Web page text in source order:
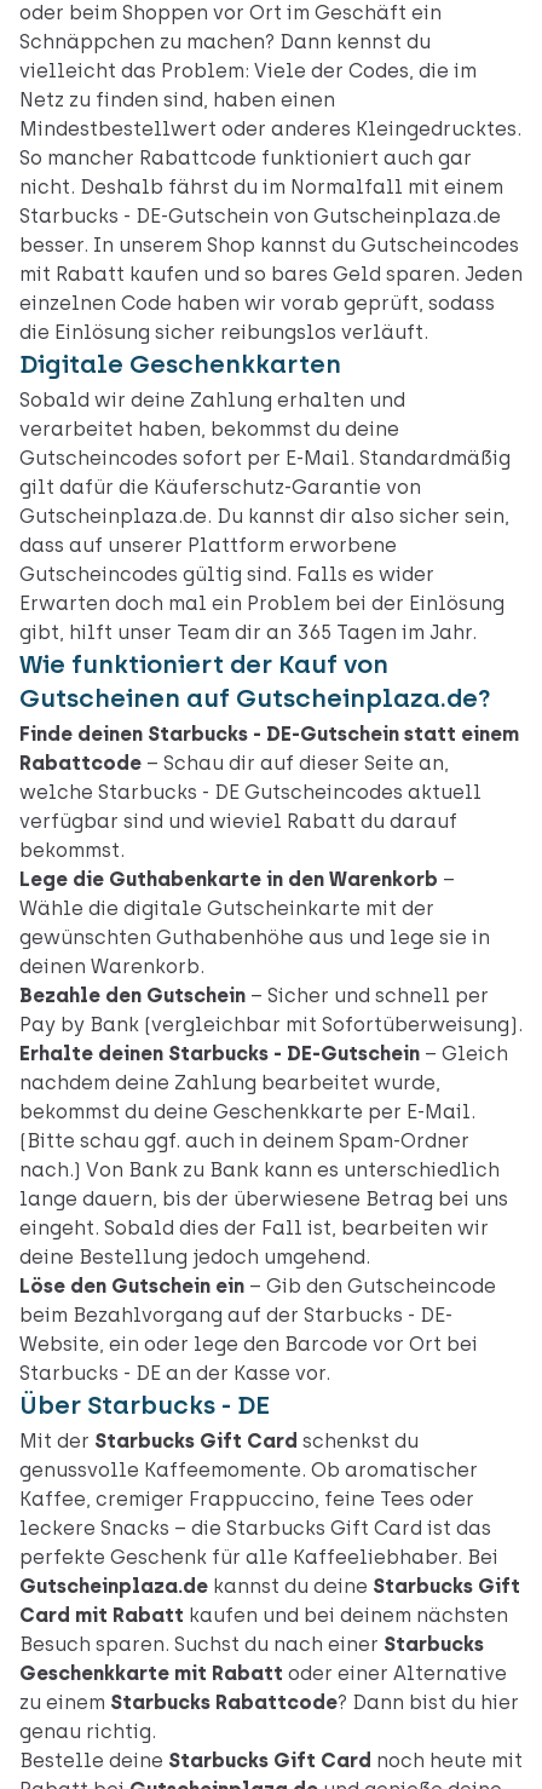
oder beim Shoppen vor Ort im Geschäft ein
Schnäppchen zu machen? Dann kennst du
vielleicht das Problem: Viele der Codes, die im
Netz zu finden sind, haben einen
Mindestbestellwert oder anderes Kleingedrucktes.
So mancher Rabattcode funktioniert auch gar
nicht. Deshalb fährst du im Normalfall mit einem
Starbucks - DE-Gutschein von Gutscheinplaza.de
besser. In unserem Shop kannst du Gutscheincodes
mit Rabatt kaufen und so bares Geld sparen. Jeden
einzelnen Code haben wir vorab geprüft, sodass
die Einlösung sicher reibungslos verläuft.
Digitale Geschenkkarten
Sobald wir deine Zahlung erhalten und
verarbeitet haben, bekommst du deine
Gutscheincodes sofort per E-Mail. Standardmäßig
gilt dafür die Käuferschutz-Garantie von
Gutscheinplaza.de. Du kannst dir also sicher sein,
dass auf unserer Plattform erworbene
Gutscheincodes gültig sind. Falls es wider
Erwarten doch mal ein Problem bei der Einlösung
gibt, hilft unser Team dir an 365 Tagen im Jahr.
Wie funktioniert der Kauf von
Gutscheinen auf Gutscheinplaza.de?
Finde deinen Starbucks - DE-Gutschein statt einem
Rabattcode – Schau dir auf dieser Seite an,
welche Starbucks - DE Gutscheincodes aktuell
verfügbar sind und wieviel Rabatt du darauf
bekommst.
Lege die Guthabenkarte in den Warenkorb –
Wähle die digitale Gutscheinkarte mit der
gewünschten Guthabenhöhe aus und lege sie in
deinen Warenkorb.
Bezahle den Gutschein – Sicher und schnell per
Pay by Bank (vergleichbar mit Sofortüberweisung).
Erhalte deinen Starbucks - DE-Gutschein – Gleich
nachdem deine Zahlung bearbeitet wurde,
bekommst du deine Geschenkkarte per E-Mail.
(Bitte schau ggf. auch in deinem Spam-Ordner
nach.) Von Bank zu Bank kann es unterschiedlich
lange dauern, bis der überwiesene Betrag bei uns
eingeht. Sobald dies der Fall ist, bearbeiten wir
deine Bestellung jedoch umgehend.
Löse den Gutschein ein – Gib den Gutscheincode
beim Bezahlvorgang auf der Starbucks - DE-
Website, ein oder lege den Barcode vor Ort bei
Starbucks - DE an der Kasse vor.
Über Starbucks - DE
Mit der Starbucks Gift Card schenkst du
genussvolle Kaffeemomente. Ob aromatischer
Kaffee, cremiger Frappuccino, feine Tees oder
leckere Snacks – die Starbucks Gift Card ist das
perfekte Geschenk für alle Kaffeeliebhaber. Bei
Gutscheinplaza.de kannst du deine Starbucks Gift
Card mit Rabatt kaufen und bei deinem nächsten
Besuch sparen. Suchst du nach einer Starbucks
Geschenkkarte mit Rabatt oder einer Alternative
zu einem Starbucks Rabattcode? Dann bist du hier
genau richtig.
Bestelle deine Starbucks Gift Card noch heute mit